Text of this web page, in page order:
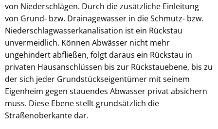
von Niederschlägen. Durch die zusätzliche Einleitung
von Grund- bzw. Drainagewasser in die Schmutz- bzw.
Niederschlagwasserkanalisation ist ein Rückstau
unvermeidlich. Können Abwässer nicht mehr
ungehindert abfließen, folgt daraus ein Rückstau in
privaten Hausanschlüssen bis zur Rückstauebene, bis zu
der sich jeder Grundstückseigentümer mit seinem
Eigenheim gegen stauendes Abwasser privat absichern
muss. Diese Ebene stellt grundsätzlich die
Straßenoberkante dar.